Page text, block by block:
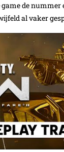
de nummer
al vaker